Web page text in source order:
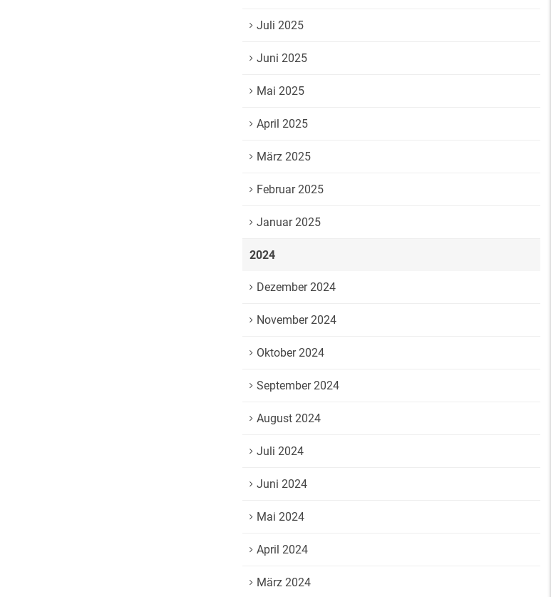
Juli 2025
Juni 2025
Mai 2025
April 2025
März 2025
Februar 2025
Januar 2025
2024
Dezember 2024
November 2024
Oktober 2024
September 2024
August 2024
Juli 2024
Juni 2024
Mai 2024
April 2024
März 2024